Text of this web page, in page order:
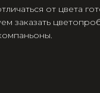
от цвета
заказать